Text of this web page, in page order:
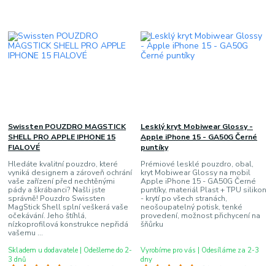
Swissten POUZDRO MAGSTICK
SHELL PRO APPLE IPHONE 15
FIALOVÉ
Hledáte kvalitní pouzdro, které
vyniká designem a zároveň ochrání
vaše zařízení před nechtěnými
pády a škrábanci? Našli jste
správně! Pouzdro Swissten
MagStick Shell splní veškerá vaše
očekávání. Jeho štíhlá,
nízkoprofilová konstrukce nepřidá
vašemu ...
Skladem u dodavatele | Odešleme do 2-
3 dnů
Lesklý kryt Mobiwear Glossy -
Apple iPhone 15 - GA50G Černé
puntíky
Prémiové lesklé pouzdro, obal,
kryt Mobiwear Glossy na mobil
Apple iPhone 15 - GA50G Černé
puntíky, materiál Plast + TPU silikon
- krytí po všech stranách,
neošoupatelný potisk, tenké
provedení, možnost přichycení na
šňůrku
Vyrobíme pro vás | Odesíláme za 2-3
dny